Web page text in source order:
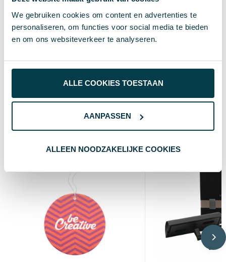
We gebruiken cookies om content en advertenties te
personaliseren, om functies voor social media te bieden
en om ons websiteverkeer te analyseren.
ALLE COOKIES TOESTAAN
AANPASSEN
ALLEEN NOODZAKELIJKE COOKIES
Maat ø52×42 mm
Kleur Wit
Wat anderen bekijken